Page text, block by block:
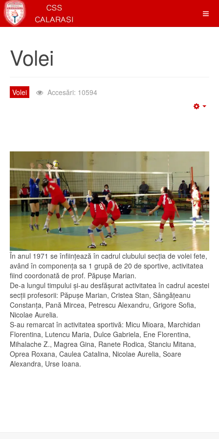
Volei
Volei Accesări: 10594
În anul 1971 se înființează în cadrul clubului secţia de volei fete,
având în componenţa sa 1 grupă de 20 de sportive, activitatea
fiind coordonată de prof. Păpușe Marian.
De-a lungul timpului şi-au desfăşurat activitatea în cadrul acestei
secţii profesorii: Păpușe Marian, Cristea Stan, Sângățeanu
Constanța, Pană Mircea, Petrescu Alexandru, Grigore Sofia,
Nicolae Aurelia.
S-au remarcat în activitatea sportivă: Micu Mioara, Marchidan
Florentina, Lutencu Maria, Dulce Gabriela, Ene Florentina,
Mihalache Z., Magrea Gina, Ranete Rodica, Stanciu Mitana,
Oprea Roxana, Caulea Catalina, Nicolae Aurelia, Soare
Alexandra, Urse Ioana.